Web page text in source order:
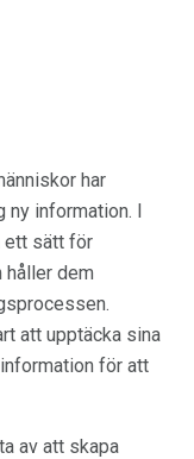
har
ny information. I
ett sätt för
dem
att upptäcka sina
för att
av att skapa